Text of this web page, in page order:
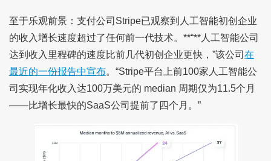
至于乐观前景：支付公司Stripe已观察到人工智能初创企业
的收入增长速度超过了任何前一代技术。**“**人工智能公司
达到收入里程碑的速度比前几代初创企业更快，”该公司 在
最近的一份报告中宣布。“Stripe平台上前100家人工智能公
司实现年化收入达100万美元的 median 周期仅为11.5个月
——比增长最快的SaaS公司提前了四个月。”